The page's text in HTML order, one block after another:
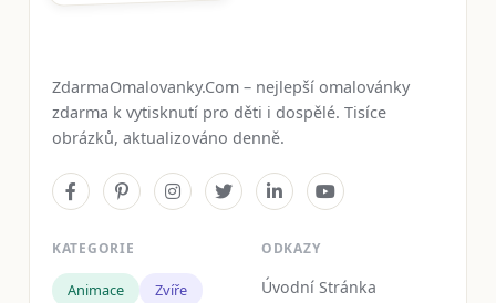
ZdarmaOmalovanky.Com – nejlepší omalovánky
zdarma k vytisknutí pro děti i dospělé. Tisíce
obrázků, aktualizováno denně.
KATEGORIE
Animace
Zvíře
ODKAZY
Úvodní Stránka